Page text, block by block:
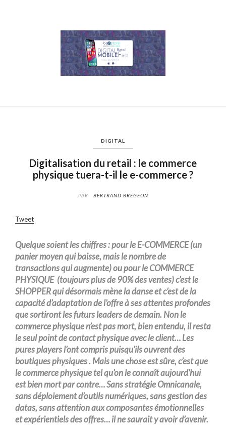
DIGITAL
Digitalisation du retail : le commerce
physique tuera-t-il le e-commerce ?
PAR BERTRAND BREGEON
Tweet
Quelque soient les chiffres : pour le E-COMMERCE (un
panier moyen qui baisse, mais le nombre de
transactions qui augmente) ou pour le COMMERCE
PHYSIQUE (toujours plus de 90% des ventes) c’est le
SHOPPER qui désormais mène la danse et c’est de la
capacité d’adaptation de l’offre à ses attentes profondes
que sortiront les futurs leaders de demain. Non le
commerce physique n’est pas mort, bien entendu, il resta
le seul point de contact physique avec le client… Les
pures players l’ont compris puisqu’ils ouvrent des
boutiques physiques . Mais une chose est sûre, c’est que
le commerce physique tel qu’on le connaît aujourd’hui
est bien mort par contre… Sans stratégie Omnicanale,
sans déploiement d’outils numériques, sans gestion des
datas, sans attention aux composantes émotionnelles
et expérientiels des offres… il ne saurait y avoir d’avenir.